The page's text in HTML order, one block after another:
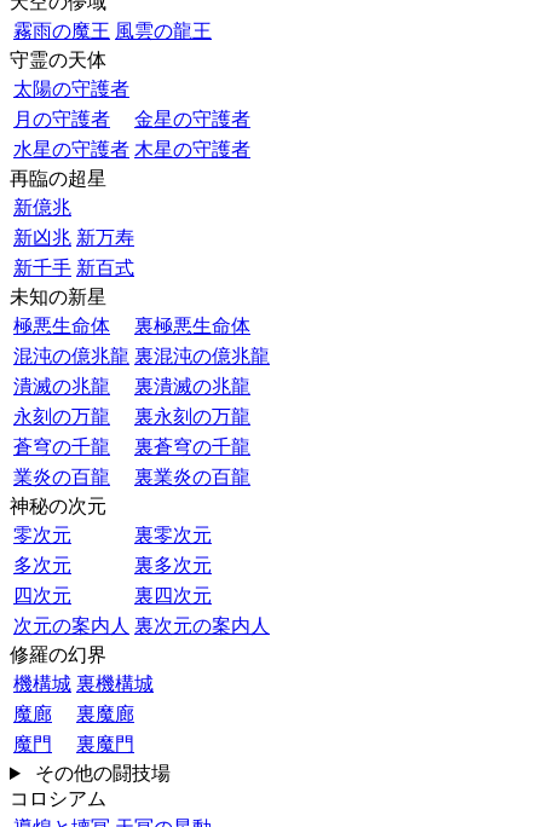
霧雨の魔王 風雲の龍王
守霊の天体
太陽の守護者
月の守護者
金星の守護者
水星の守護者 木星の守護者
再臨の超星
新億兆
新凶兆 新万寿
新千手 新百式
未知の新星
極悪生命体
裏極悪生命体
混沌の億兆龍 裏混沌の億兆龍
潰滅の兆龍
裏潰滅の兆龍
永刻の万龍
裏永刻の万龍
蒼穹の千龍
裏蒼穹の千龍
業炎の百龍
裏業炎の百龍
神秘の次元
零次元
裏零次元
多次元
裏多次元
四次元
裏四次元
次元の案内人 裏次元の案内人
修羅の幻界
機構城 裏機構城
魔廊
裏魔廊
魔門
裏魔門
その他の闘技場
コロシアム